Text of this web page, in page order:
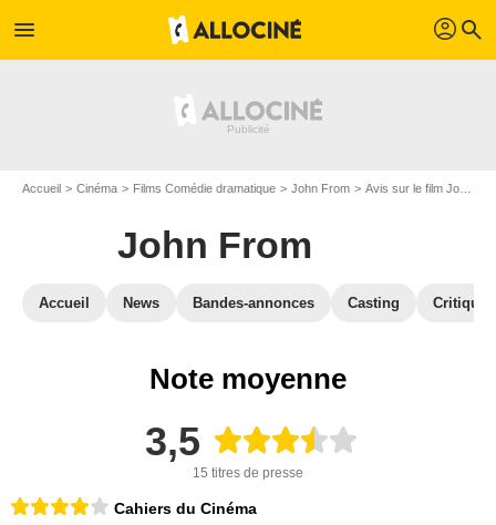
menu profil search
Accueil Cinéma Films Comédie dramatique John From Avis sur le film John From
John From
Accueil News Bandes-annonces Casting
Note moyenne
3,5
15 titres de presse
Cahiers du Cinéma